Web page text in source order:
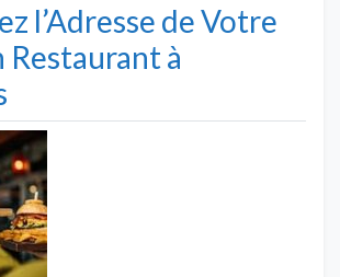
l’Adresse de Votre
Restaurant à